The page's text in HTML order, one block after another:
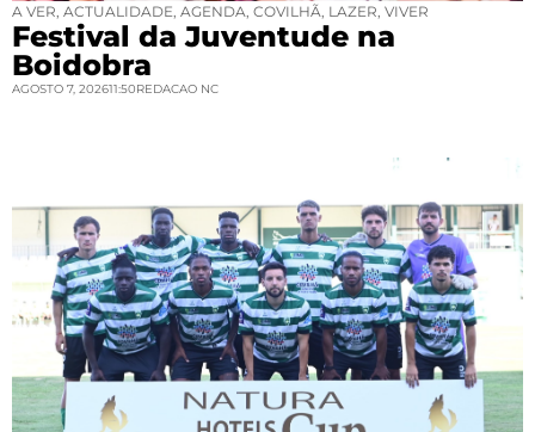
A VER ACTUALIDADE AGENDA COVILHÃ LAZER VIVER
Festival da Juventude na
Boidobra
AGOSTO 7, 202611:50REDACAO NC